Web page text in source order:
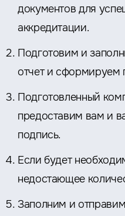
документов для
аккредитации.
Подготовим и
отчет и сформируем
Подготовленный
предоставим вам и
подпись.
Если будет
недостающее
Заполним и